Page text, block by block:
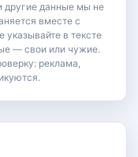
другие данные мы не
вместе с
в тексте
— свои или чужие.
реклама,